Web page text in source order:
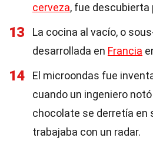
cerveza, fue descubierta
13
La cocina al vacío, o
desarrollada en Francia
14
El microondas fue
cuando un ingeniero
chocolate se derretía en
trabajaba con un radar.